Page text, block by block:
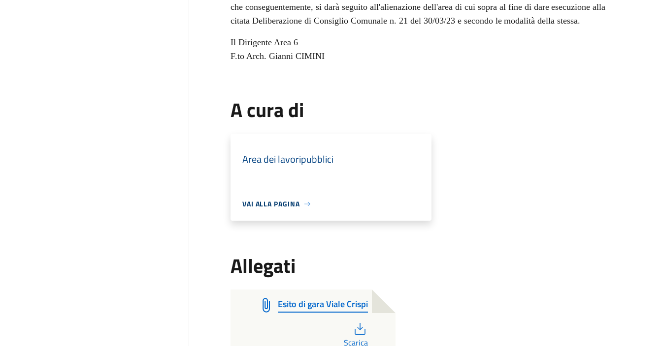
che conseguentemente, si darà seguito all'alienazione dell'area di cui sopra al fine di dare esecuzione alla
citata Deliberazione di Consiglio Comunale n. 21 del 30/03/23 e secondo le modalità della stessa.
Il Dirigente Area 6
F.to Arch. Gianni CIMINI
A cura di
Area dei lavoripubblici
VAI ALLA PAGINA
Allegati
Esito di gara Viale Crispi
Scarica